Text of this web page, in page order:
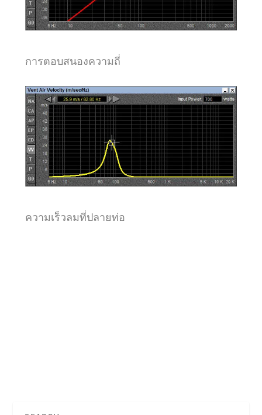
การตอบสนองความถี่
ความเร็วลมที่ปลายท่อ